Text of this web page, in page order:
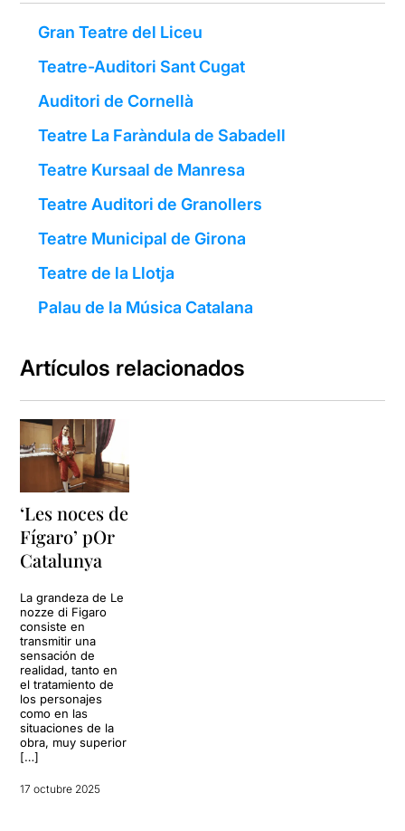
Gran Teatre del Liceu
Teatre-Auditori Sant Cugat
Auditori de Cornellà
Teatre La Faràndula de Sabadell
Teatre Kursaal de Manresa
Teatre Auditori de Granollers
Teatre Municipal de Girona
Teatre de la Llotja
Palau de la Música Catalana
Artículos relacionados
‘Les noces de
Fígaro’ pOr
Catalunya
La grandeza de Le
nozze di Figaro
consiste en
transmitir una
sensación de
realidad, tanto en
el tratamiento de
los personajes
como en las
situaciones de la
obra, muy superior
[…]
17 octubre 2025